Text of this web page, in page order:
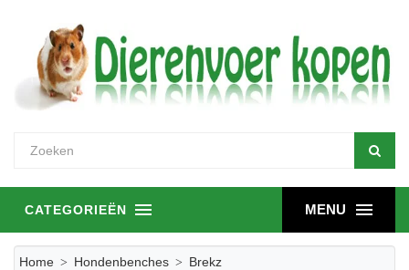
MENU
CATEGORIEËN
Home Hondenbenches
Brekz